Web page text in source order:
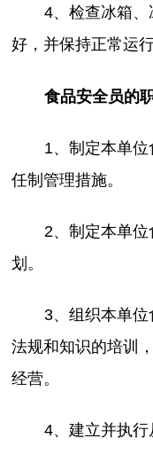
4、检查冰箱
好，并保持正常运行
食品安全员的
1、制定本单
任制管理措施。
2、制定本单
划。
3、组织本单
法规和知识的培训
经营。
4、建立并执行